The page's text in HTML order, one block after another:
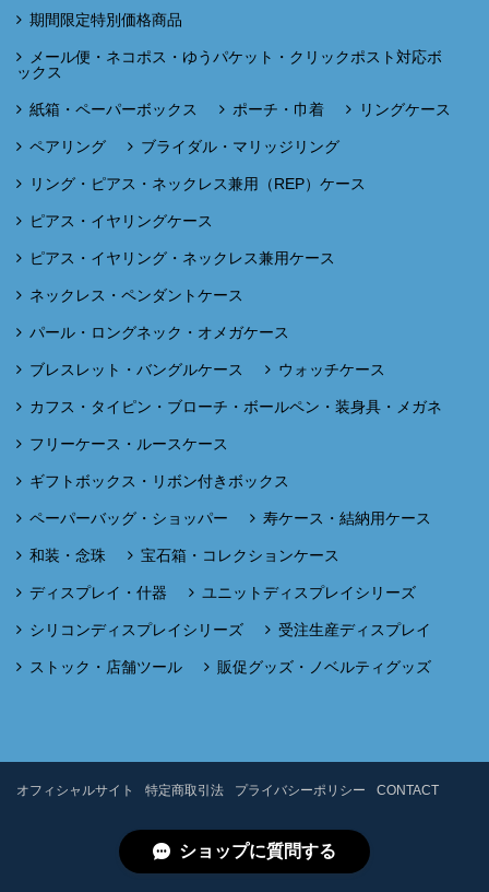
期間限定特別価格商品
メール便・ネコポス・ゆうパケット・クリックポスト対応ボ
ックス
紙箱・ペーパーボックス ポーチ・巾着 リングケース
ペアリング ブライダル・マリッジリング
リング・ピアス・ネックレス兼用（REP）ケース
ピアス・イヤリングケース
ピアス・イヤリング・ネックレス兼用ケース
ネックレス・ペンダントケース
パール・ロングネック・オメガケース
ブレスレット・バングルケース ウォッチケース
カフス・タイピン・ブローチ・ボールペン・装身具・メガネ
フリーケース・ルースケース
ギフトボックス・リボン付きボックス
ペーパーバッグ・ショッパー 寿ケース・結納用ケース
和装・念珠 宝石箱・コレクションケース
ディスプレイ・什器 ユニットディスプレイシリーズ
シリコンディスプレイシリーズ 受注生産ディスプレイ
ストック・店舗ツール 販促グッズ・ノベルティグッズ
オフィシャルサイト 特定商取引法 プライバシーポリシー CONTACT
ショップに質問する